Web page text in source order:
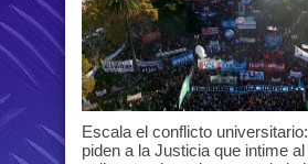
Escala el conflicto
piden a la Justicia que intime